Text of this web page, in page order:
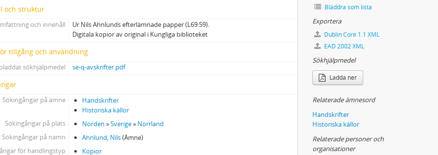
och struktur
och innehåll
Ur Nils Ahnlunds efterlämnade papper (L69:59).
Digitala kopior av original i Kungliga biblioteket
tillgång och användning
sökhjälpmedel se-q-avskrifter.pdf
Sökingångar på ämne
Handskrifter
Historiska källor
Sökingångar på plats
Norden »Sverige» Norrland
Sökingångar på namn
Ahnlund, Nils(Ämne)
för handlingstyp
Kopior
Bläddra som lista
Exportera
Dublin Core 1.1 XML
EAD 2002 XML
Sökhjälpmedel
Ladda ner
Relaterade ämnesord
Handskrifter
Historiska källor
Relaterade personer och
organisationer